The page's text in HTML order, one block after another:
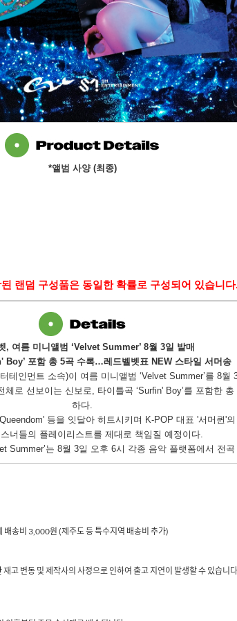
*앨범 사양 (최종)
랜덤 구성품은 동일한 확률로 구성되어 있습니다
, 여름 미니앨범 ‘Velvet Summer’ 8월 3일 발매
Boy’ 포함 총 5곡 수록…레드벨벳표 NEW 스타일 서머송
테인먼트 소속)이 여름 미니앨범 ‘Velvet Summer’를 8월
로 선보이는 신보로, 타이틀곡 ‘Surfin' Boy’를 포함한
하다.
'Queendom' 등을 잇달아 히트시키며 K-POP 대표 '서머
너들의 플레이리스트를 제대로 책임질 예정이다.
Summer’는 8월 3일 오후 6시 각종 음악 플랫폼에서 전
송비 3,000원 (제주도 등 특수지역 배송비 추가)
고 변동 및 제작사의 사정으로 인하여 출고 지연이 발생할 수 있습니